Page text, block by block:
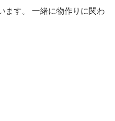
ます。 一緒に物作りに関わ